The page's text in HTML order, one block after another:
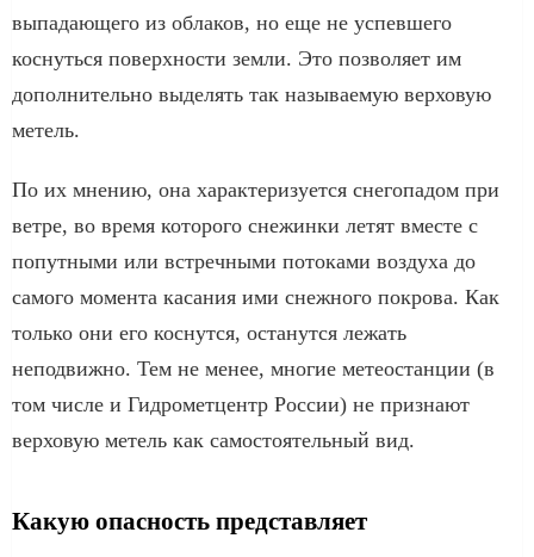
выпадающего из облаков, но еще не успевшего
коснуться поверхности земли. Это позволяет им
дополнительно выделять так называемую верховую
метель.
По их мнению, она характеризуется снегопадом при
ветре, во время которого снежинки летят вместе с
попутными или встречными потоками воздуха до
самого момента касания ими снежного покрова. Как
только они его коснутся, останутся лежать
неподвижно. Тем не менее, многие метеостанции (в
том числе и Гидрометцентр России) не признают
верховую метель как самостоятельный вид.
Какую опасность представляет